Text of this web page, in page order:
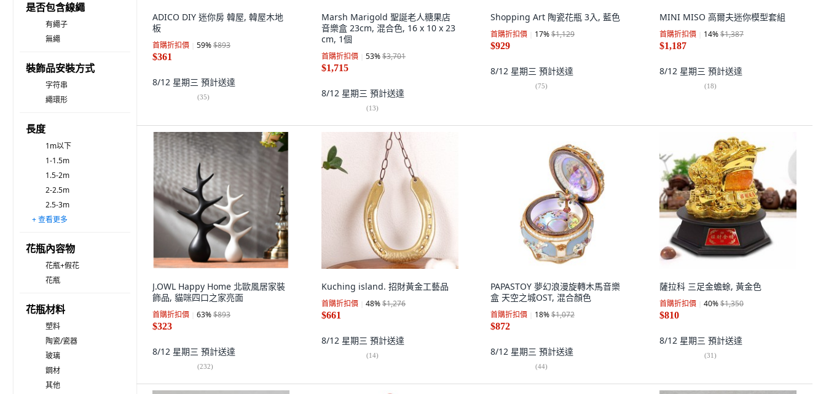
是否包含線繩
有繩子
無繩
裝飾品安裝方式
字符串
繩環形
長度
1m以下
1-1.5m
1.5-2m
2-2.5m
2.5-3m
3-5m
5-10m
+ 查看更多
花瓶內容物
花瓶+假花
花瓶
花瓶材料
塑料
陶瓷/瓷器
玻璃
鋼材
其他
ADICO DIY 迷你房 韓屋, 韓屋木地
板
首購折扣價 59%$893
$361
8/12 星期三 預計送達
(35)
Marsh Marigold 聖誕老人糖果店
音樂盒 23cm, 混合色, 16 x 10 x 23
cm, 1個
首購折扣價 53%$3,701
$1,715
8/12 星期三 預計送達
(13)
Shopping Art 陶瓷花瓶 3入, 藍色
首購折扣價 17%$1,129
$929
8/12 星期三 預計送達
(75)
MINI MISO 高爾夫迷你模型套組
首購折扣價 14%$1,387
$1,187
8/12 星期三 預計送達
(18)
J.OWL Happy Home 北歐風居家裝
飾品, 貓咪四口之家亮面
首購折扣價 63%$893
$323
8/12 星期三 預計送達
(232)
Kuching island. 招財黃金工藝品
首購折扣價 48%$1,276
$661
8/12 星期三 預計送達
(14)
PAPASTOY 夢幻浪漫旋轉木馬音樂
盒 天空之城OST, 混合顏色
首購折扣價 18%$1,072
$872
8/12 星期三 預計送達
(44)
薩拉科 三足金蟾蜍, 黃金色
首購折扣價 40%$1,350
$810
8/12 星期三 預計送達
(31)